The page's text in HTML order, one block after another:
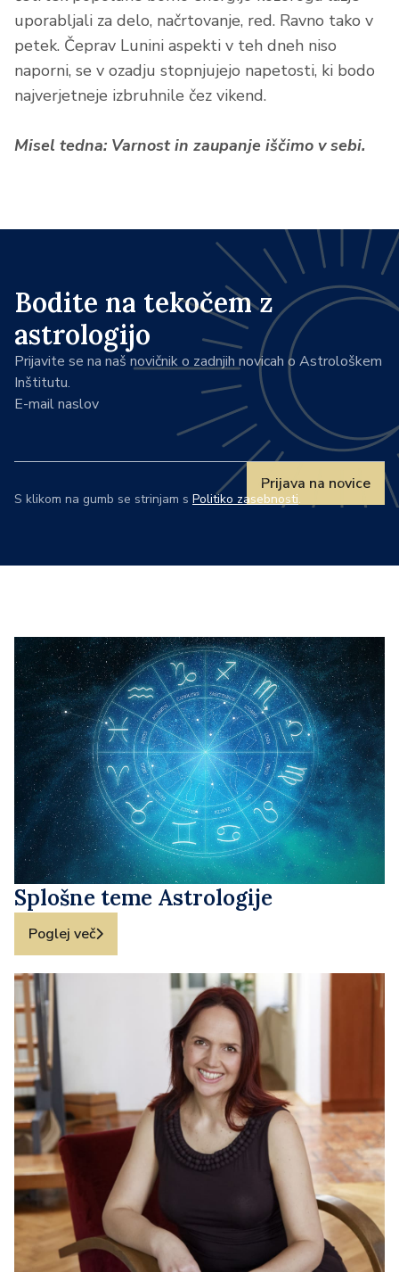
uporabljali za delo, načrtovanje, red. Ravno tako v
petek. Čeprav Lunini aspekti v teh dneh niso
naporni, se v ozadju stopnjujejo napetosti, ki bodo
najverjetneje izbruhnile čez vikend.
Misel tedna: Varnost in zaupanje iščimo v sebi.
Bodite na tekočem z
astrologijo
Prijavite se na naš novičnik o zadnjih novicah o Astrološkem
Inštitutu.
E-mail naslov
Prijava na novice
S klikom na gumb se strinjam s Politiko zasebnosti.
Splošne teme Astrologije
Poglej več